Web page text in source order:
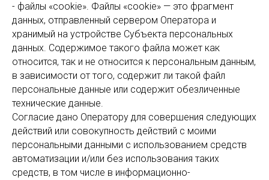
- файлы «cookie». Файлы «cookie» — это фрагмент
данных, отправленный сервером Оператора и
хранимый на устройстве Субъекта персональных
данных. Содержимое такого файла может как
относится, так и не относится к персональным данным,
в зависимости от того, содержит ли такой файл
персональные данные или содержит обезличенные
технические данные.
Согласие дано Оператору для совершения следующих
действий или совокупность действий с моими
персональными данными с использованием средств
автоматизации и/или без использования таких
средств, в том числе в информационно-